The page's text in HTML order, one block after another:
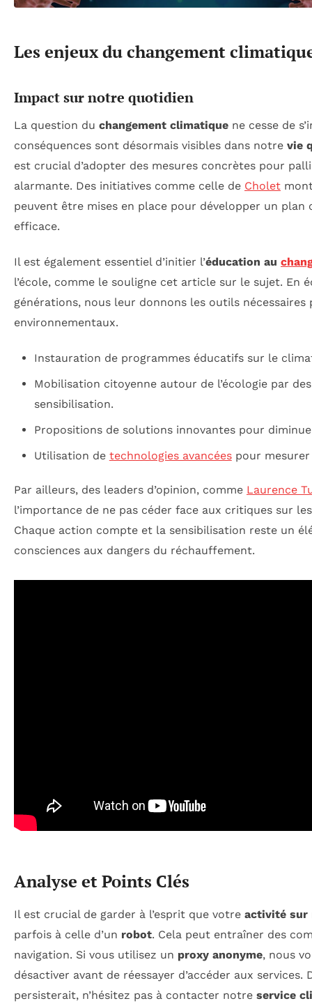
Les enjeux du changement
Impact sur notre quotidien
La question du changement climatique ne cesse de
conséquences sont désormais visibles dans notre vie
est crucial d’adopter des mesures concrètes pour
alarmante. Des initiatives comme celle de Cholet
peuvent être mises en place pour développer un
efficace.
Il est également essentiel d’initier l’éducation au
l’école, comme le souligne cet article sur le sujet. En
générations, nous leur donnons les outils
environnementaux.
Instauration de programmes éducatifs sur le
Mobilisation citoyenne autour de l’écologie par
sensibilisation.
Propositions de solutions innovantes pour
Utilisation de technologies avancéespour mesurer
Par ailleurs, des leaders d’opinion, comme Laurence
l’importance de ne pas céder face aux critiques sur
Chaque action compte et la sensibilisation reste un
consciences aux dangers du réchauffement.
Analyse et Points Clés
Il est crucial de garder à l’esprit que votre activité sur
parfois à celle d’un robot. Cela peut entraîner des
navigation. Si vous utilisez un proxy anonyme, nous
désactiver avant de réessayer d’accéder aux services.
persisterait, n’hésitez pas à contacter notre service